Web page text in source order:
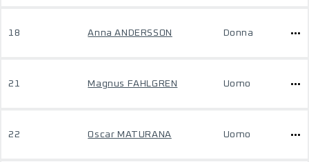
18 Anna ANDERSSON Donna
21 Magnus FAHLGREN Uomo
22 Oscar MATURANA Uomo